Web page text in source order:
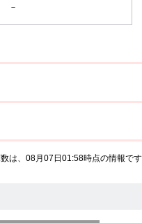
－
は、08月07日01:58時点の情報です